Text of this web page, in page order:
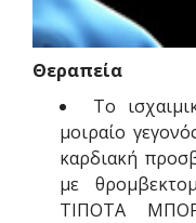
Θεραπεία
Το
μοιραίο
καρδιακή
με
ΤΙΠΟΤΑ